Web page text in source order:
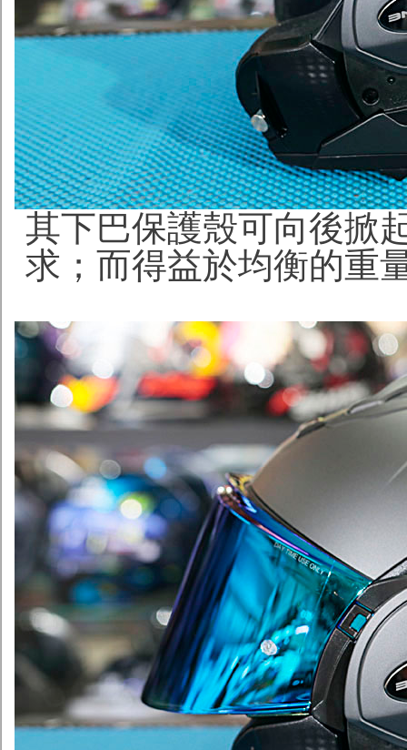
其下巴保護殼可向後掀
求；而得益於均衡的重